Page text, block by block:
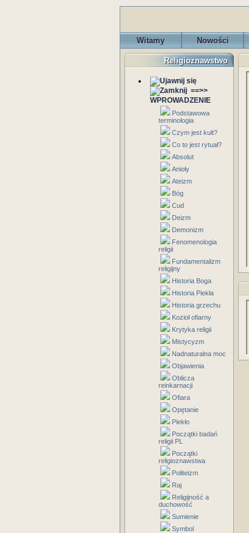
Witamy Nowości
Religioznawstwo
==>>
WPROWADZENIE
Podstawowa
terminologia
Czym jest kult?
Co to jest rytuał?
Absolut
Anioły
Ateizm
Bóg
Cud
Deizm
Demonizm
Fenomenologia
religii
Fundamentalizm
religijny
Historia Boga
Historia Piekła
Historia grzechu
Kozioł ofiarny
Krytyka religii
Mistycyzm
Nadnaturalna moc
Objawienia
Oblicza
reinkarnacji
Ofiara
Opętanie
Piekło
Początki badań
religii PL
Początki
religioznawstwa
Politeizm
Raj
Religijność a
duchowość
Sumienie
Symbol